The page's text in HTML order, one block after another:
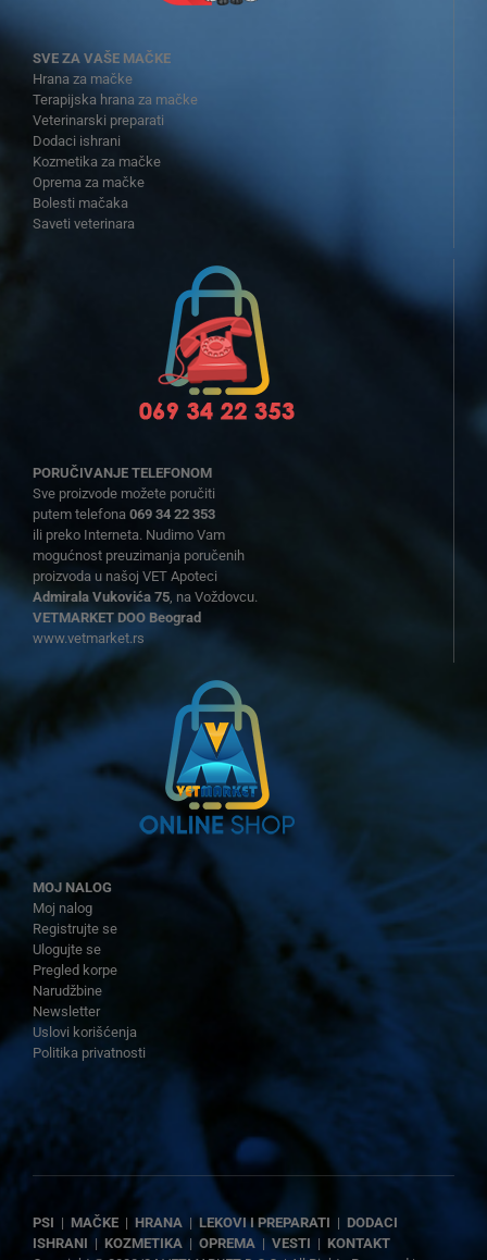
SVE ZA VAŠE MAČKE
Hrana za mačke
Terapijska hrana za mačke
Veterinarski preparati
Dodaci ishrani
Kozmetika za mačke
Oprema za mačke
Bolesti mačaka
Saveti veterinara
PORUČIVANJE TELEFONOM
Sve proizvode možete poručiti
putem telefona 069 34 22 353
ili preko Interneta. Nudimo Vam
mogućnost preuzimanja poručenih
proizvoda u našoj VET Apoteci
Admirala Vukovića 75, na Voždovcu.
VETMARKET DOO Beograd
www.vetmarket.rs
MOJ NALOG
Moj nalog
Registrujte se
Ulogujte se
Pregled korpe
Narudžbine
Newsletter
Uslovi korišćenja
Politika privatnosti
PSI | MAČKE| HRANA| LEKOVI I PREPARATI | DODACI
ISHRANI | KOZMETIKA| OPREMA| VESTI | KONTAKT